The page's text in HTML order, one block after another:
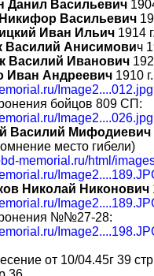
Данил Васильевич
Васильевич
Иван Ильич 1914
Василий Анисимович
Василий Иванович
Иван Андреевич 1910
Image2....012.jpg
бойцов 809 СП:
Image2....026.jpg
Василий Мифодиевич
место гибели)
memorial.ru/html/
Николай Никонович
№№27-28:
от 10/04.45г 39